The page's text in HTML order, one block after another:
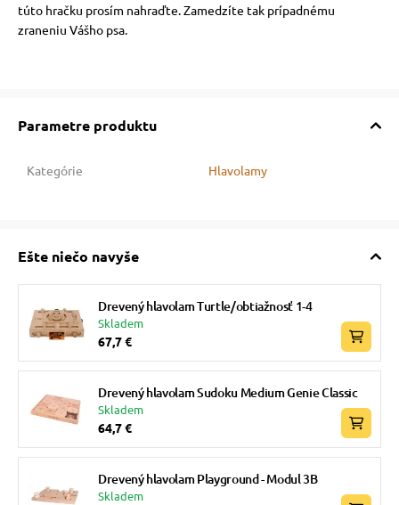
túto hračku prosím nahraďte. Zamedzíte tak prípadnému
zraneniu Vášho psa.
Parametre produktu
Kategórie Hlavolamy
Ešte niečo navyše
Drevený hlavolam Turtle/obtiažnosť 1-4
Skladem
67,7 €
Drevený hlavolam Sudoku Medium Genie Classic
Skladem
64,7 €
Drevený hlavolam Playground - Modul 3B
Skladem